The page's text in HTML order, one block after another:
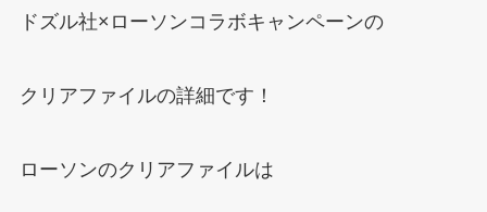
ドズル社×ローソンコラボキャンペーンの
クリアファイルの詳細です！
ローソンのクリアファイルは